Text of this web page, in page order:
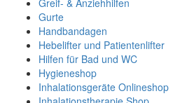
Greif- & Anziehhilfen
Gurte
Handbandagen
Hebelifter und Patientenlifter
Hilfen für Bad und WC
Hygieneshop
Inhalationsgeräte Onlineshop